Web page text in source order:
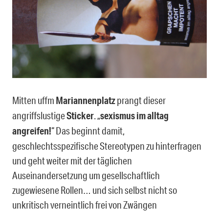
Mitten uffm Mariannenplatzprangt dieser
angriffslustigeSticker. „sexismus im alltag
angreifen!“ Das beginnt damit,
geschlechtsspezifische Stereotypen zu hinterfragen
und geht weiter mit der täglichen
Auseinandersetzung um gesellschaftlich
zugewiesene Rollen… und sich selbst nicht so
unkritisch verneintlich frei von Zwängen